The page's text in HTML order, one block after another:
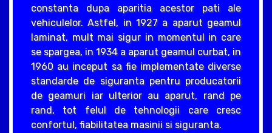
constanta dupa aparitia acestor pati ale
vehiculelor. Astfel, in 1927 a aparut geamul
laminat, mult mai sigur in momentul in care
se spargea, in 1934 a aparut geamul curbat, in
1960 au inceput sa fie implementate diverse
standarde de siguranta pentru producatorii
de geamuri iar ulterior au aparut, rand pe
rand, tot felul de tehnologii care cresc
confortul, fiabilitatea masinii si siguranta.